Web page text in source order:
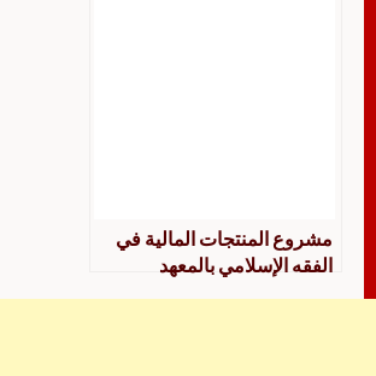
مشروع المنتجات المالية في
الفقه الإسلامي بالمعهد